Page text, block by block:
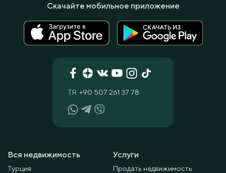
Вся недвижимость
Турция
Услуги
Продать недвижимость
TR +90 507 261 37 78
Скачайте мобильное приложение